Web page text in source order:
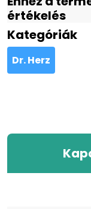
értékelés
Kategóriák
Dr. Herz